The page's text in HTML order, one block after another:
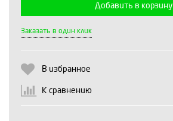
Добавить в корзину
Заказать в один клик
В избранное
К сравнению